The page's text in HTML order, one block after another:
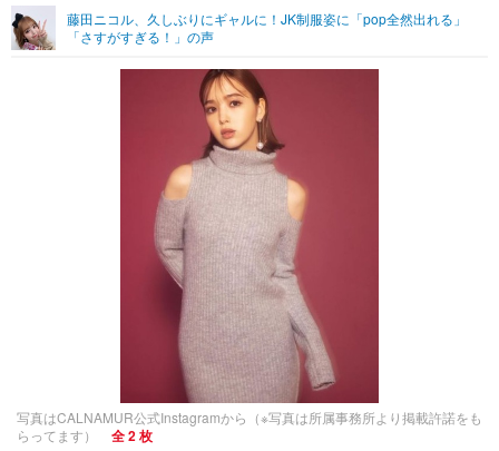
ショッピング その他
藤田ニコル、久しぶりにギャルに！JK制服姿に「pop全然出れる」
「さすがすぎる！」の声
写真はCALNAMUR公式Instagramから（※写真は所属事務所より掲載許諾をも
らってます）
全 2 枚